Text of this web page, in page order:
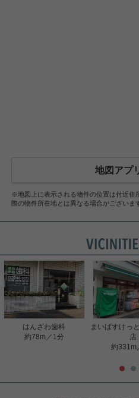
地図アプ
※地図上に表示される物件の位置は付近住
際の物件所在地とは異なる場合がございま
はんざわ歯科
約78m／1分
まいばすけっ
店
約331m